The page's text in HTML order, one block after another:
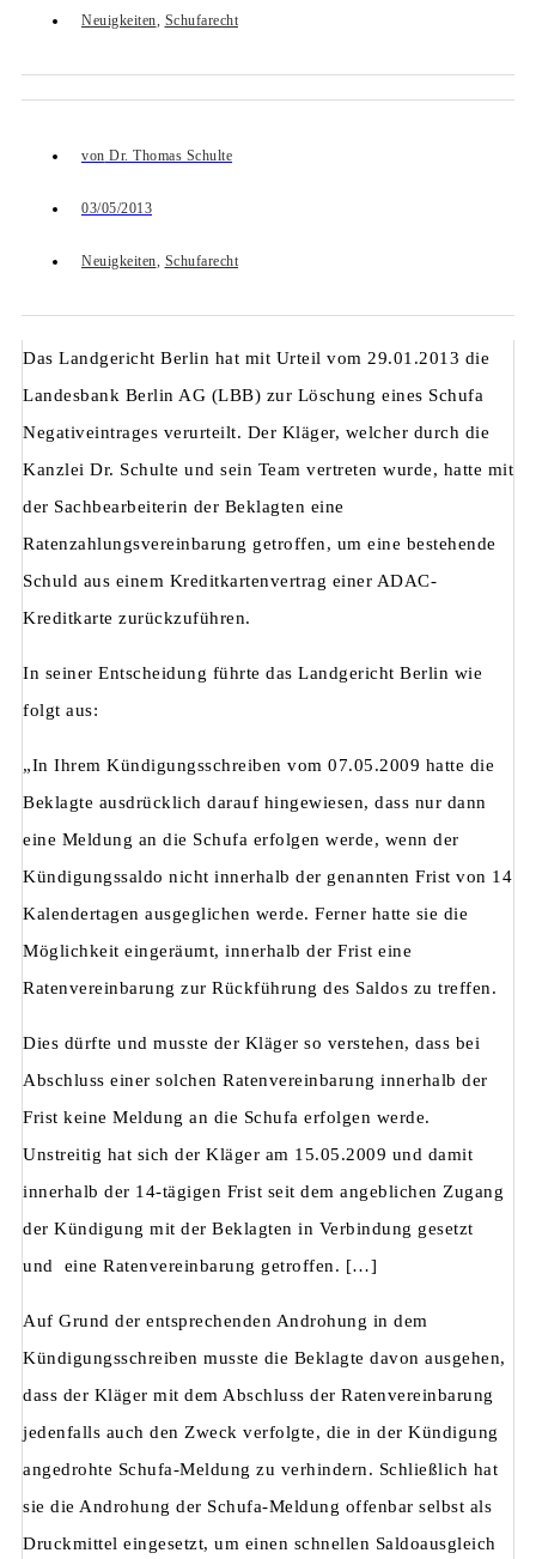
Neuigkeiten, Schufarecht
von Dr. Thomas Schulte
03/05/2013
Neuigkeiten, Schufarecht
Das Landgericht Berlin hat mit Urteil vom 29.01.2013 die
Landesbank Berlin AG (LBB) zur Löschung eines Schufa
Negativeintrages verurteilt. Der Kläger, welcher durch die
Kanzlei Dr. Schulte und sein Team vertreten wurde, hatte mit
der Sachbearbeiterin der Beklagten eine
Ratenzahlungsvereinbarung getroffen, um eine bestehende
Schuld aus einem Kreditkartenvertrag einer ADAC-
Kreditkarte zurückzuführen.
In seiner Entscheidung führte das Landgericht Berlin wie
folgt aus:
„In Ihrem Kündigungsschreiben vom 07.05.2009 hatte die
Beklagte ausdrücklich darauf hingewiesen, dass nur dann
eine Meldung an die Schufa erfolgen werde, wenn der
Kündigungssaldo nicht innerhalb der genannten Frist von 14
Kalendertagen ausgeglichen werde. Ferner hatte sie die
Möglichkeit eingeräumt, innerhalb der Frist eine
Ratenvereinbarung zur Rückführung des Saldos zu treffen.
Dies dürfte und musste der Kläger so verstehen, dass bei
Abschluss einer solchen Ratenvereinbarung innerhalb der
Frist keine Meldung an die Schufa erfolgen werde.
Unstreitig hat sich der Kläger am 15.05.2009 und damit
innerhalb der 14-tägigen Frist seit dem angeblichen Zugang
der Kündigung mit der Beklagten in Verbindung gesetzt
und eine Ratenvereinbarung getroffen. […]
Auf Grund der entsprechenden Androhung in dem
Kündigungsschreiben musste die Beklagte davon ausgehen,
dass der Kläger mit dem Abschluss der Ratenvereinbarung
jedenfalls auch den Zweck verfolgte, die in der Kündigung
angedrohte Schufa-Meldung zu verhindern. Schließlich hat
sie die Androhung der Schufa-Meldung offenbar selbst als
Druckmittel eingesetzt, um einen schnellen Saldoausgleich